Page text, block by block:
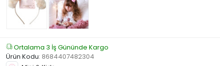
Ortalama 3 İş Gününde Kargo
Ürün Kodu: 8684407482304